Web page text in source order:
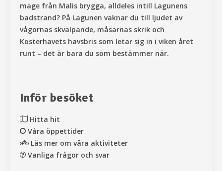
mage från Malis brygga, alldeles intill Lagunens
badstrand? På Lagunen vaknar du till ljudet av
vågornas skvalpande, måsarnas skrik och
Kosterhavets havsbris som letar sig in i viken året
runt – det är bara du som bestämmer när.
Inför besöket
Hitta hit
Våra öppettider
Läs mer om våra aktiviteter
Vanliga frågor och svar